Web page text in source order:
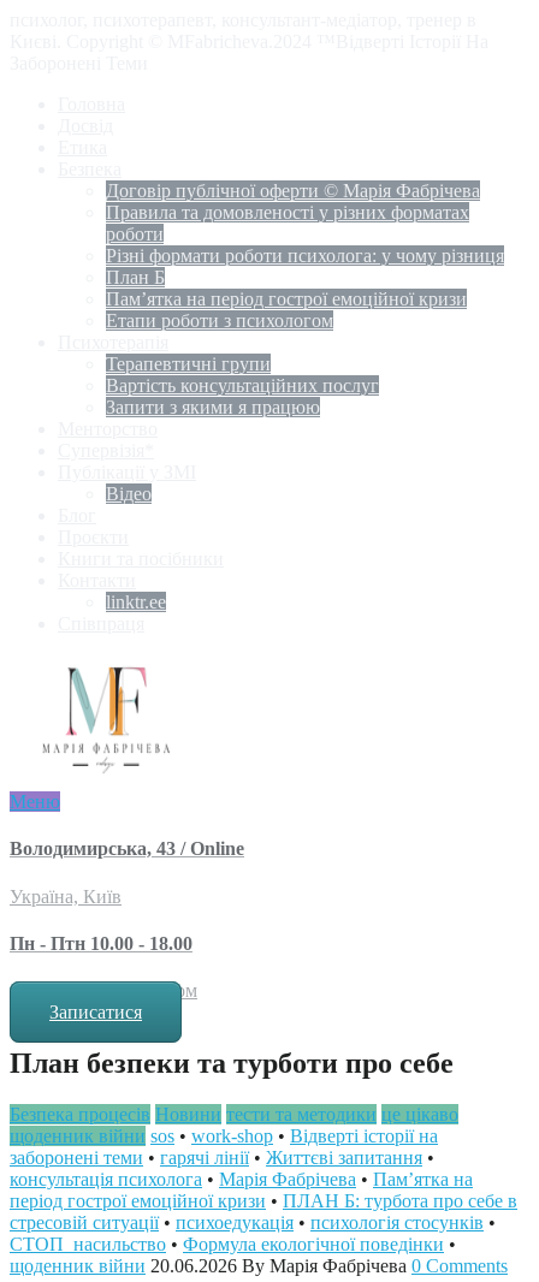
Договір публічної оферти © Марія Фабрічева
Правила та домовленості у різних форматах
роботи
Різні формати роботи психолога: у чому різниця
План Б
Пам’ятка на період гострої емоційної кризи
Етапи роботи з психологом
Терапевтичні групи
Вартість консультаційних послуг
Запити з якими я працюю
Відео
linktr.ee
Меню
Володимирська, 43 / Online
Україна, Київ
Пн - Птн 10.00 - 18.00
за попереднім записом
Записатися
План безпеки та турботи про себе
Безпека процесів Новини тести та методики це цікаво
щоденник війни sos • work-shop • Відверті історії на
заборонені теми • гарячі лінії• Життєві запитання •
консультація психолога • Марія Фабрічева • Пам’ятка на
період гострої емоційної кризи • ПЛАН Б: турбота про себе в
стресовій ситуації• психоедукація • психологія стосунків •
СТОП_насильство • Формула екологічної поведінки •
щоденник війни 20.06.2026 By Марія Фабрічева 0 Comments